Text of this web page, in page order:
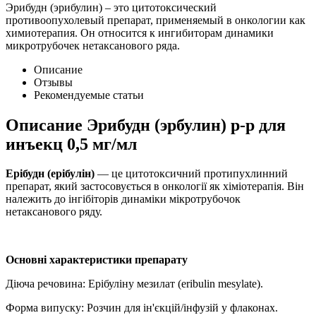
Эрибудн (эрибулин) – это цитотоксический
противоопухолевый препарат, применяемый в онкологии как
химиотерапия. Он относится к ингибиторам динамики
микротрубочек нетаксанового ряда.
Описание
Отзывы
Рекомендуемые статьи
Описание Эрибудн (эрбулин) р-р для
инъекц 0,5 мг/мл
Ерібудн (ерібулін) — це цитотоксичний протипухлинний
препарат, який застосовується в онкології як хіміотерапія. Він
належить до інгібіторів динаміки мікротрубочок
нетаксанового ряду.
Основні характеристики препарату
Діюча речовина: Ерібуліну мезилат (eribulin mesylate).
Форма випуску: Розчин для ін'єкцій/інфузій у флаконах.